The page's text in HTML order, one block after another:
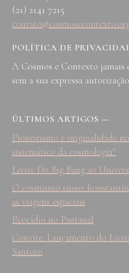
(21) 2141 7215
POLÍTICA DE
A Cosmos e Contexto jamais
sem a sua expressa
ÚLTIMOS ARTIGOS—
Pioneirismo e originalidade
sistemático da cosmologia*
Livro: Do Big Bang ao
O cosmismo russo:
as viagens espaciais
Ecocídio no Pantanal
Convite: Lançamento do
Santoro